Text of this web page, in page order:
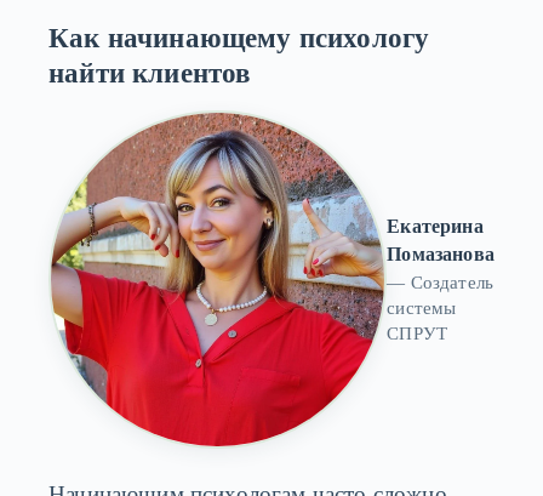
Как начинающему психологу
найти клиентов
Екатерина
Помазанова
— Создатель
системы
СПРУТ